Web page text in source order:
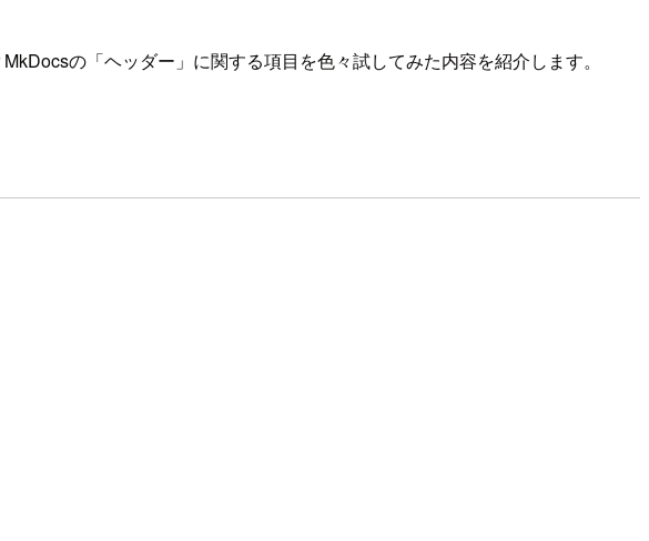
の「ヘッダー」に関する項目を色々試してみた内容を紹介します。